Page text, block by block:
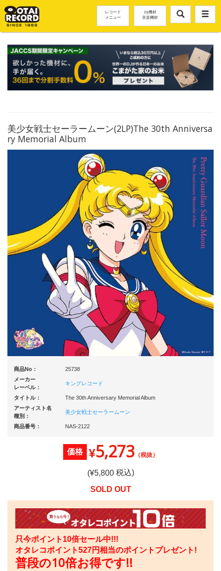
レコード
メニュー
DJ機材
音楽機材
美少女戦士セーラームーン(2LP)The 30th Anniversa
ry Memorial Album
商品No：
25738
メーカー
レーベル：
キングレコード
タイトル：
The 30th Anniversary Memorial Album
アーティスト名
種別：
美少女戦士セーラームーン
商品番号： NAS-2122
価格 ¥5,273（税抜）
(¥5,800税込)
SOLD OUT
只今ポイント10倍セール中!!!
オタレコポイント527円相当のポイントプレゼント!
普段の10倍お得です!!